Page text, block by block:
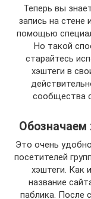
Теперь вы
запись на стене
помощью
Но такой
старайтесь
хэштеги в
сообщества
Обозначаем
Это очень
посетителей
хэштеги. Как
название
паблика. После